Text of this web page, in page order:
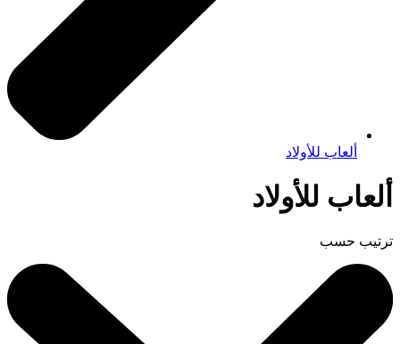
ألعاب للأولاد
ألعاب للأولاد
ترتيب حسب